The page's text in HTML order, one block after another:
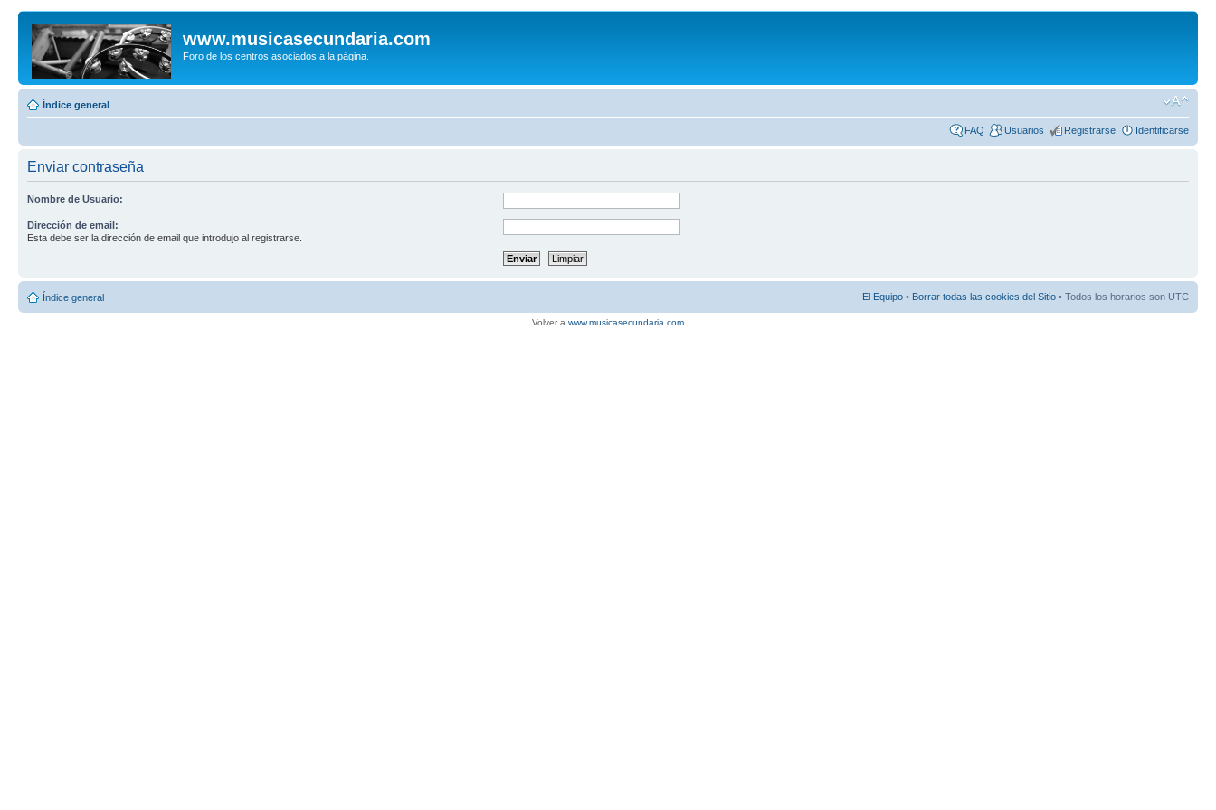
www.musicasecundaria.com
Foro de los centros asociados a la página.
Índice general
FAQ Usuarios Registrarse Identificarse
Enviar contraseña
Nombre de Usuario:
Dirección de email:
Esta debe ser la dirección de email que introdujo al registrarse.
Índice general El Equipo • Borrar todas las cookies del Sitio • Todos los horarios son UTC
Volver a www.musicasecundaria.com